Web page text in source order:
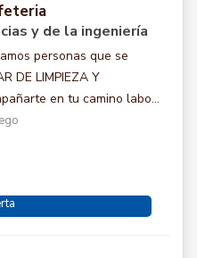
y de la ingeniería
personas que se
DE LIMPIEZA Y
en tu camino labo...